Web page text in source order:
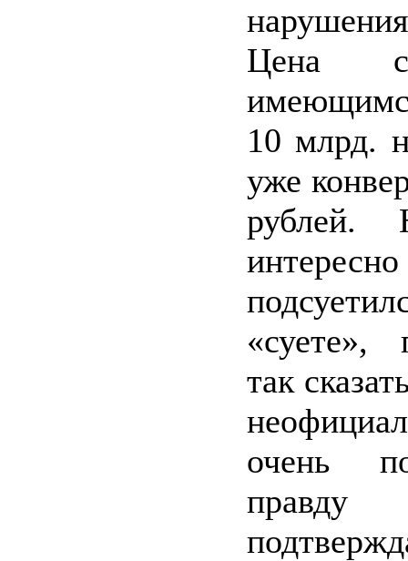
Цена
10 млрд.
уже
рублей.
«суете»,
так
очень